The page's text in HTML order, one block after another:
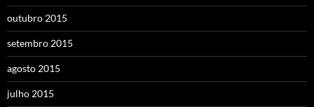
outubro 2015
setembro 2015
agosto 2015
julho 2015